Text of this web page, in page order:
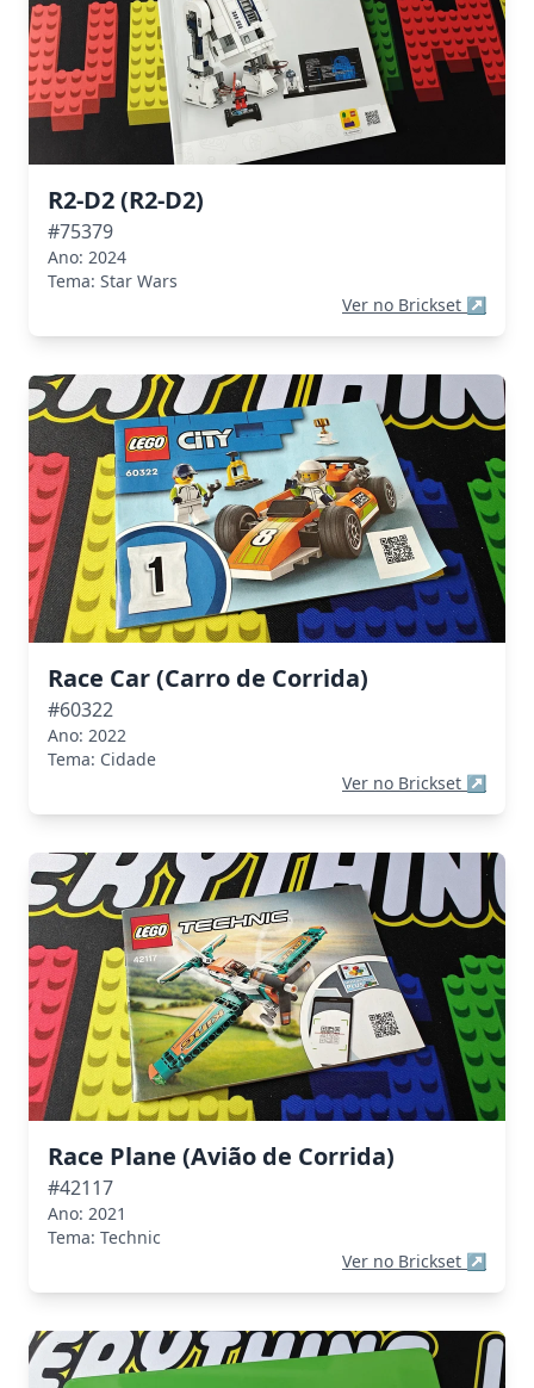
R2-D2 (R2-D2)
#75379
Ano: 2024
Tema: Star Wars
Ver no Brickset ↗
Race Car (Carro de Corrida)
#60322
Ano: 2022
Tema: Cidade
Ver no Brickset ↗
Race Plane (Avião de Corrida)
#42117
Ano: 2021
Tema: Technic
Ver no Brickset ↗